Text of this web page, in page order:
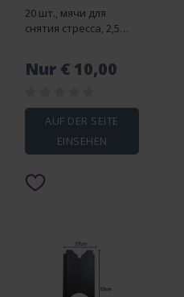
20 шт., мячи для
снятия стресса, 2,5
Nur € 10,00
AUF DER SEITE
EINSEHEN